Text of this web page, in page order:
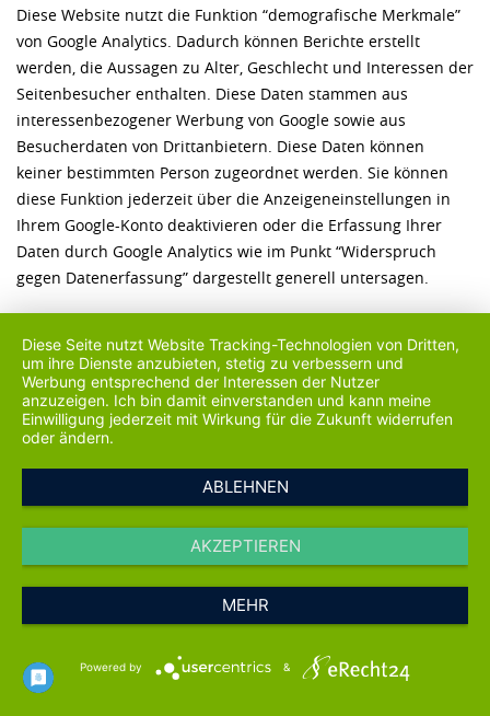
Diese Website nutzt die Funktion “demografische Merkmale”
von Google Analytics. Dadurch können Berichte erstellt
werden, die Aussagen zu Alter, Geschlecht und Interessen der
Seitenbesucher enthalten. Diese Daten stammen aus
interessenbezogener Werbung von Google sowie aus
Besucherdaten von Drittanbietern. Diese Daten können
keiner bestimmten Person zugeordnet werden. Sie können
diese Funktion jederzeit über die Anzeigeneinstellungen in
Ihrem Google-Konto deaktivieren oder die Erfassung Ihrer
Daten durch Google Analytics wie im Punkt “Widerspruch
gegen Datenerfassung” dargestellt generell untersagen.
Unsere Website nutzt den Analysedienst etracker. Anbieter ist
die etracker GmbH, Erste Brunnenstraße 1, 20459 Hamburg,
Deutschland. Aus den Daten können unter einem Pseudonym
Nutzungsprofile erstellt werden. Dazu können Cookies
Textdateien, die lokal im Zwischenspeicher Ihres Internet-
Browsers gespeichert werden. Die Cookies ermöglichen es,
Ihren Browser wieder zu erkennen. Die mit den etracker-
Technologien erhobenen Daten werden ohne die gesondert
erteilte Zustimmung des Betroffenen nicht genutzt, Besucher
unserer Website persönlich zu identifizieren und werden
Pseudonyms zusammengeführt.
Diese Seite nutzt Website Tracking-Technologien von Dritten,
um ihre Dienste anzubieten, stetig zu verbessern und
Werbung entsprechend der Interessen der Nutzer
anzuzeigen. Ich bin damit einverstanden und kann meine
Einwilligung jederzeit mit Wirkung für die Zukunft widerrufen
oder ändern.
ABLEHNEN
AKZEPTIEREN
MEHR
Powered by &